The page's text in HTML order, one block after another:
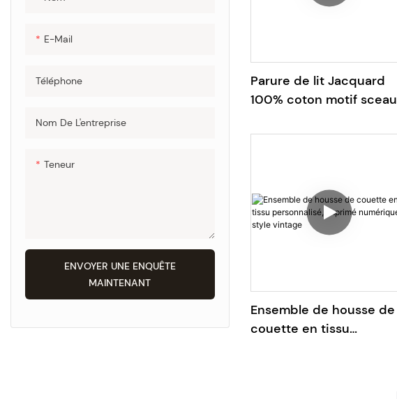
E-Mail
Téléphone
Nom De L'entreprise
Teneur
ENVOYER UNE ENQUÊTE
MAINTENANT
Parure de lit Jacquard
100% coton motif sceau
Ensemble de housse de
couette en tissu